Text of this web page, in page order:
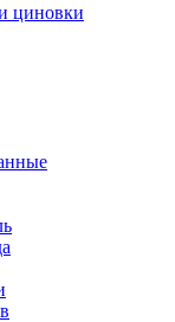
циновки